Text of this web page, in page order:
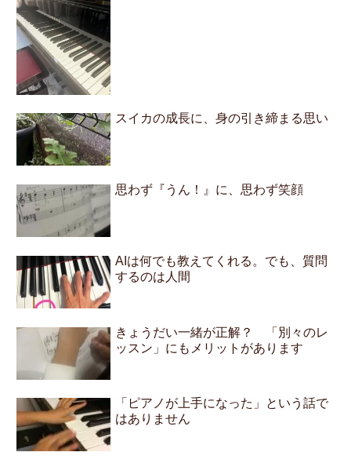
スイカの成長に、身の引き締まる思い
思わず『うん！』に、思わず笑顔
AIは何でも教えてくれる。でも、質問
するのは人間
きょうだい一緒が正解？ 「別々のレ
ッスン」にもメリットがあります
「ピアノが上手になった」という話で
はありません